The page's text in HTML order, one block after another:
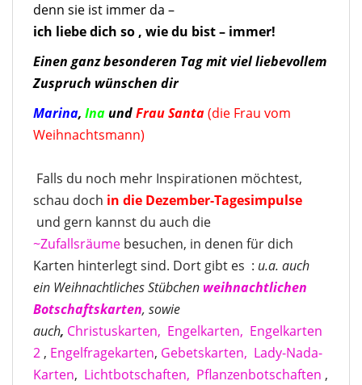
denn sie ist immer da –
ich liebe dich so , wie du bist – immer!
Einen ganz besonderen Tag mit viel liebevollem
Zuspruch wünschen dir
Marina, InaundFrau Santa(die Frau vom
Weihnachtsmann)
Falls du noch mehr Inspirationen möchtest,
schau doch in die Dezember-Tagesimpulse
und gern kannst du auch die
~Zufallsräume besuchen, in denen für dich
Karten hinterlegt sind. Dort gibt es : u.a. auch
ein Weihnachtliches Stübchen weihnachtlichen
Botschaftskarten, sowie
auch, Christuskarten, Engelkarten, Engelkarten
2 , Engelfragekarten, Gebetskarten, Lady-Nada-
Karten, Lichtbotschaften, Pflanzenbotschaften ,